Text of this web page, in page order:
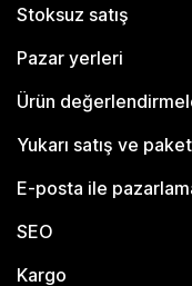
Stoksuz satış
Pazar yerleri
Ürün
Yukarı satış ve
E-posta ile
SEO
Kargo